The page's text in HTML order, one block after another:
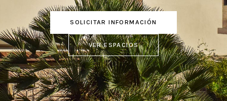
SOLICITAR INFORMACIÓN
VER ESPACIOS